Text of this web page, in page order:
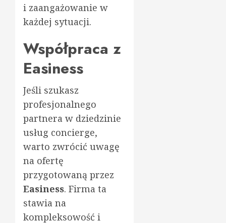
i zaangażowanie w
każdej sytuacji.
Współpraca z
Easiness
Jeśli szukasz
profesjonalnego
partnera w dziedzinie
usług concierge,
warto zwrócić uwagę
na ofertę
przygotowaną przez
Easiness. Firma ta
stawia na
kompleksowość i